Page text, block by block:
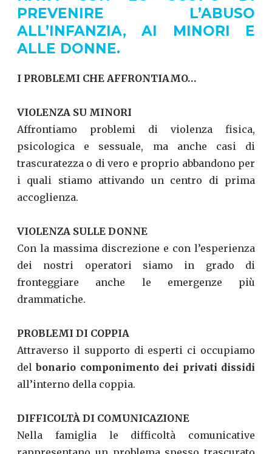
PREVENIRE L’ABUSO
ALL’INFANZIA, AI MINORI E
ALLE DONNE.
I PROBLEMI CHE AFFRONTIAMO…
VIOLENZA SU MINORI
Affrontiamo problemi di violenza fisica,
psicologica e sessuale, ma anche casi di
trascuratezza o di vero e proprio abbandono per
i quali stiamo attivando un centro di prima
accoglienza.
VIOLENZA SULLE DONNE
Con la massima discrezione e con l’esperienza
dei nostri operatori siamo in grado di
fronteggiare anche le emergenze più
drammatiche.
PROBLEMI DI COPPIA
Attraverso il supporto di esperti ci occupiamo
delbonario componimento dei privati dissidi
all’interno della coppia.
DIFFICOLTÀ DI COMUNICAZIONE
Nella famiglia le difficoltà comunicative